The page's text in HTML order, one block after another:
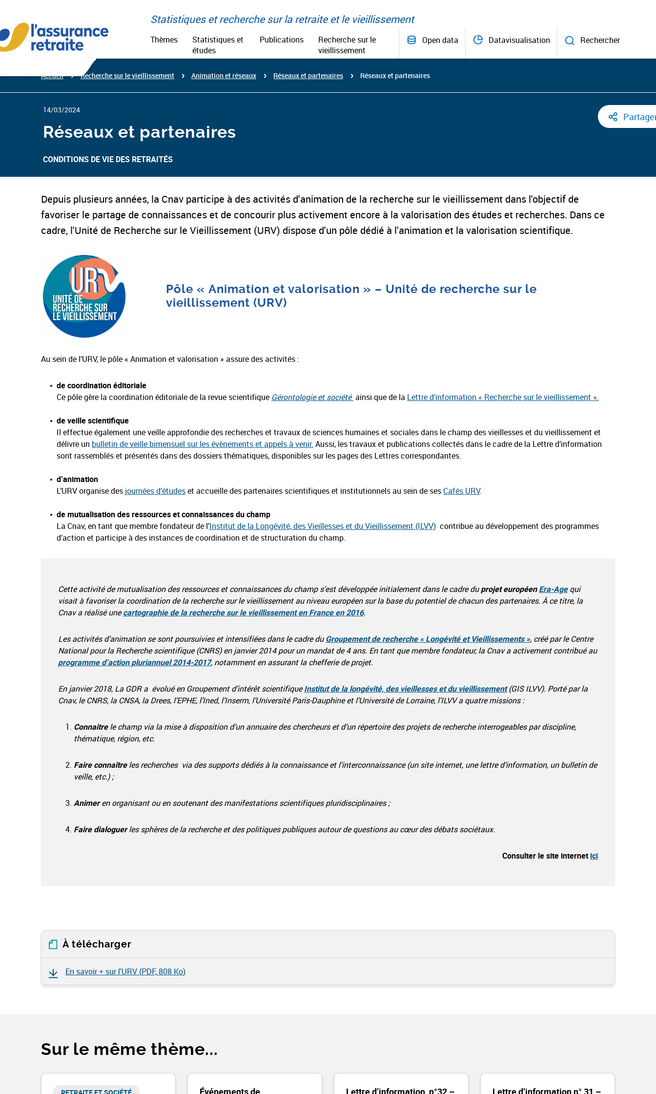
contenu
Statistiques et recherche sur la retraite et le vieillissement
Thèmes
Statistiques et
études
Publications
Recherche sur le
vieillissement
Open data Datavisualisation Rechercher
Accueil Recherche sur le vieillissement Animation et réseaux Réseaux et partenaires Réseaux et partenaires
14/03/2024
Réseaux et partenaires
CONDITIONS DE VIE DES RETRAITÉS
Depuis plusieurs années, la Cnav participe à des activités d'animation de la recherche sur le vieillissement dans l'objectif de
favoriser le partage de connaissances et de concourir plus activement encore à la valorisation des études et recherches. Dans ce
cadre, l'Unité de Recherche sur le Vieillissement (URV) dispose d'un pôle dédié à l'animation et la valorisation scientifique.
Pôle « Animation et valorisation » – Unité de recherche sur le
vieillissement (URV)
Au sein de l’URV, le pôle « Animation et valorisation » assure des activités :
de coordination éditoriale
Ce pôle gère la coordination éditoriale de la revue scientifique Gérontologie et société ainsi que de la Lettre d’information « Recherche sur le vieillissement ».
de veille scientifique
Il effectue également une veille approfondie des recherches et travaux de sciences humaines et sociales dans le champ des vieillesses et du vieillissement et
délivre un bulletin de veille bimensuel sur les évènements et appels à venir. Aussi, les travaux et publications collectés dans le cadre de la Lettre d’information
sont rassemblés et présentés dans des dossiers thématiques, disponibles sur les pages des Lettres correspondantes.
d’animation
L’URV organise des journées d’étudeset accueille des partenaires scientifiques et institutionnels au sein de ses Cafés URV.
de mutualisation des ressources et connaissances du champ
La Cnav, en tant que membre fondateur de l’Institut de la Longévité, des Vieillesses et du Vieillissement (ILVV) contribue au développement des programmes
d’action et participe à des instances de coordination et de structuration du champ.
Cette activité de mutualisation des ressources et connaissances du champ s’est développée initialement dans le cadre duprojet européenEra-Agequi
visait à favoriser la coordination de la recherche sur le vieillissement au niveau européen sur la base du potentiel de chacun des partenaires. À ce titre, la
Cnav a réalisé unecartographie de la recherche sur le vieillissement en France en 2016.
Les activités d’animation se sont poursuivies et intensifiées dans le cadre duGroupement de recherche « Longévité et Vieillissements », créé par le Centre
National pour la Recherche scientifique (CNRS) en janvier 2014 pour un mandat de 4 ans. En tant que membre fondateur, la Cnav a activement contribué au
programme d’action pluriannuel 2014-2017, notamment en assurant la chefferie de projet.
En janvier 2018, La GDR a évolué en Groupement d’intérêt scientifiqueInstitut de la longévité, des vieillesses et du vieillissement(GIS ILVV). Porté par la
Cnav, le CNRS, la CNSA, la Drees, l’EPHE, l’Ined, l’Inserm, l’Université Paris-Dauphine et l’Université de Lorraine, l’ILVV a quatre missions :
Connaitrele champ via la mise à disposition d’un annuaire des chercheurs et d’un répertoire des projets de recherche interrogeables par discipline,
thématique, région, etc.
Faire connaîtreles recherches via des supports dédiés à la connaissance et l’interconnaissance (un site internet, une lettre d’information, un bulletin de
veille, etc.) ;
Animeren organisant ou en soutenant des manifestations scientifiques pluridisciplinaires ;
Faire dialoguerles sphères de la recherche et des politiques publiques autour de questions au cœur des débats sociétaux.
Consulter le site internetici
À télécharger
En savoir + sur l'URV (PDF, 808 Ko)
Sur le même thème...